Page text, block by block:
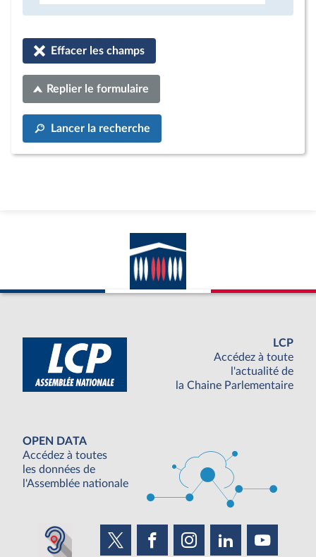
Effacer les champs
Replier le formulaire
Lancer la recherche
LCP
Accédez à toute
l'actualité de
la Chaine Parlementaire
OPEN DATA
Accédez à toutes
les données de
l'Assemblée nationale